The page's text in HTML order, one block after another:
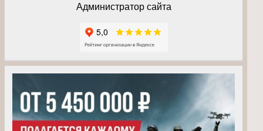
Администратор сайта